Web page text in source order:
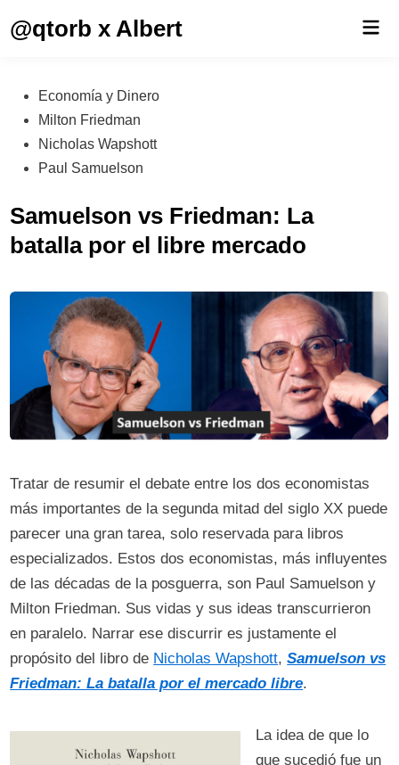
@qtorb x Albert
Publicado
en
Economía y Dinero
Milton Friedman
Nicholas Wapshott
Paul Samuelson
Samuelson vs Friedman: La
batalla por el libre mercado
Tratar de resumir el debate entre los dos economistas
más importantes de la segunda mitad del siglo XX puede
parecer una gran tarea, solo reservada para libros
especializados. Estos dos economistas, más influyentes
de las décadas de la posguerra, son Paul Samuelson y
Milton Friedman. Sus vidas y sus ideas transcurrieron
en paralelo. Narrar ese discurrir es justamente el
propósito del libro de Nicholas Wapshott,Samuelson vs
Friedman: La batalla por el mercado libre.
La idea de que lo
que sucedió fue un